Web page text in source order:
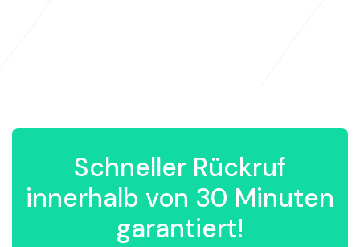
Schneller Rückruf
innerhalb von 30 Minuten
garantiert!